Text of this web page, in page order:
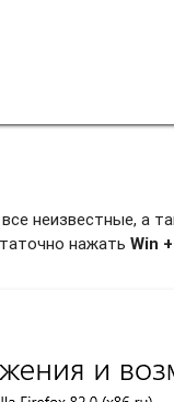
неизвестные, а
нажатьWin